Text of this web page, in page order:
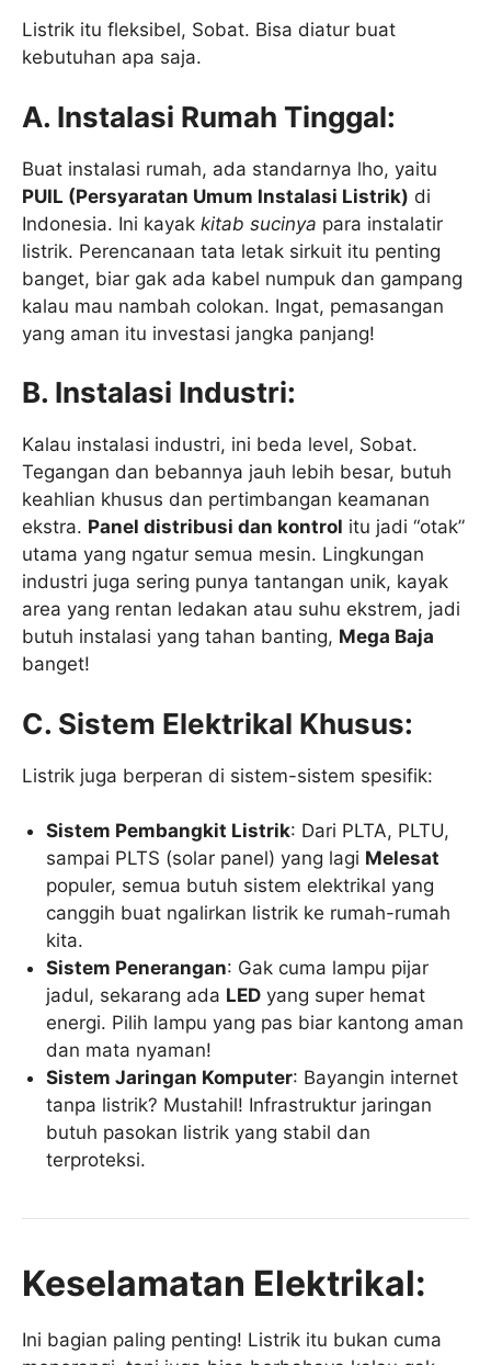
Listrik itu fleksibel, Sobat. Bisa diatur buat
kebutuhan apa saja.
A. Instalasi Rumah Tinggal:
Buat instalasi rumah, ada standarnya lho, yaitu
PUIL (Persyaratan Umum Instalasi Listrik) di
Indonesia. Ini kayak kitab sucinya para instalatir
listrik. Perencanaan tata letak sirkuit itu penting
banget, biar gak ada kabel numpuk dan gampang
kalau mau nambah colokan. Ingat, pemasangan
yang aman itu investasi jangka panjang!
B. Instalasi Industri:
Kalau instalasi industri, ini beda level, Sobat.
Tegangan dan bebannya jauh lebih besar, butuh
keahlian khusus dan pertimbangan keamanan
ekstra. Panel distribusi dan kontrol itu jadi “otak”
utama yang ngatur semua mesin. Lingkungan
industri juga sering punya tantangan unik, kayak
area yang rentan ledakan atau suhu ekstrem, jadi
butuh instalasi yang tahan banting, Mega Baja
banget!
C. Sistem Elektrikal Khusus:
Listrik juga berperan di sistem-sistem spesifik:
Sistem Pembangkit Listrik: Dari PLTA, PLTU,
sampai PLTS (solar panel) yang lagi Melesat
populer, semua butuh sistem elektrikal yang
canggih buat ngalirkan listrik ke rumah-rumah
kita.
Sistem Penerangan: Gak cuma lampu pijar
jadul, sekarang ada LED yang super hemat
energi. Pilih lampu yang pas biar kantong aman
dan mata nyaman!
Sistem Jaringan Komputer: Bayangin internet
tanpa listrik? Mustahil! Infrastruktur jaringan
butuh pasokan listrik yang stabil dan
terproteksi.
Keselamatan Elektrikal:
Ini bagian paling penting! Listrik itu bukan cuma